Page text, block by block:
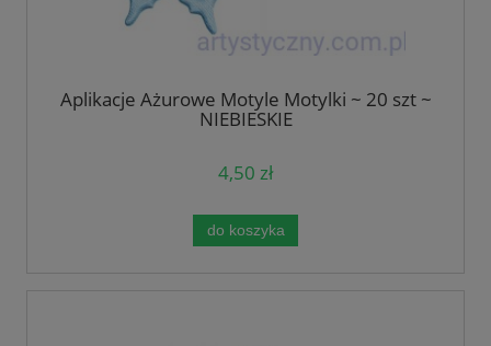
Aplikacje Ażurowe Motyle Motylki ~ 20 szt ~
NIEBIESKIE
4,50 zł
do koszyka